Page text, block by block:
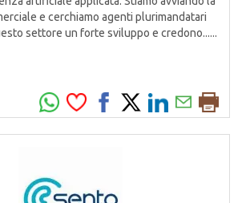
e cerchiamo agenti plurimandatari
settore un forte sviluppo e credono......